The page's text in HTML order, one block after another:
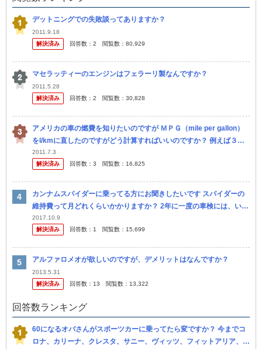
デットニングでの失敗談ってありますか？
2011.9.18
解決済み
回答数： 2 閲覧数： 80,929
マセラッティーのエンジンはフェラーリ製なんですか？
2011.5.28
解決済み
回答数： 2 閲覧数： 30,828
アメリカの車の燃費を知りたいのですが ＭＰＧ（mile per gallon）
をl/kmに直したのですがどう計算すればいいのですか？ 例えば３３
mpgだったら？回答お願いします！
2011.7.3
解決済み
回答数： 3 閲覧数： 16,825
カンナムスパイダーに乗ってる方にお聞きしたいです スパイダーの
維持費って月どれくらいかかりますか？ 2年に一度の車検には、いく
らぐらいかかりますか？ それからスパイダーに乗っていて、トラブ
ルって...
2017.10.9
解決済み
回答数： 1 閲覧数： 15,699
アルファロメオが欲しいのですが、デメリットはなんですか？
2013.5.31
解決済み
回答数： 13 閲覧数： 13,322
回答数ランキング
60になるオバさんがスポーツカーに乗ってたら変ですか？ 今までコ
ロナ、カリーナ、クレスタ、サニー、ヴィッツ、フィットアリア、シ